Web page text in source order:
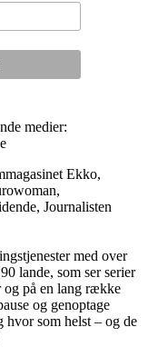
medier:
Ekko,
Journalisten
med over
lande, som ser serier
på en lang række
og genoptage
hvor som helst – og de